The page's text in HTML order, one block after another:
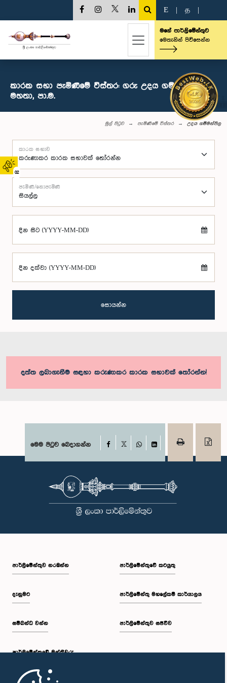
02
E த
මගේ පාර්ලිමේන්තුව
මෙතැනින් පිවිසෙන්න
කාරක සභා පැමිණීමේ විස්තර: ගරු උදය ගම්මන්පිල
මහතා, පා.ම.
මුල් පිටුව පැමිණීමේ විස්තර උදය ගම්මන්පිල
කාරක සභාව
පැමිණි/නොපැමිණි
දින සිට (YYYY-MM-DD)
දින දක්වා (YYYY-MM-DD)
සොයන්න
දත්ත ලබාගැනීම සඳහා කරුණාකර කාරක සභාවක් තෝරන්න!
මෙම පිටුව බෙදාගන්න Facebook
WhatsAppLinkedIn
පාර්ලි‌මේන්තුව නරඹන්න
දැනුමට
සම්බන්ධ වන්න
පාර්ලි‌මේන්තුවේ මන්ත්‍රීවරු
මුල් පිටුව
පාර්ලිමේන්තුවේ කටයුතු
පාර්ලිමේන්තු මහලේකම් කාර්යාලය
පාර්ලිමේන්තුව සජීවීව